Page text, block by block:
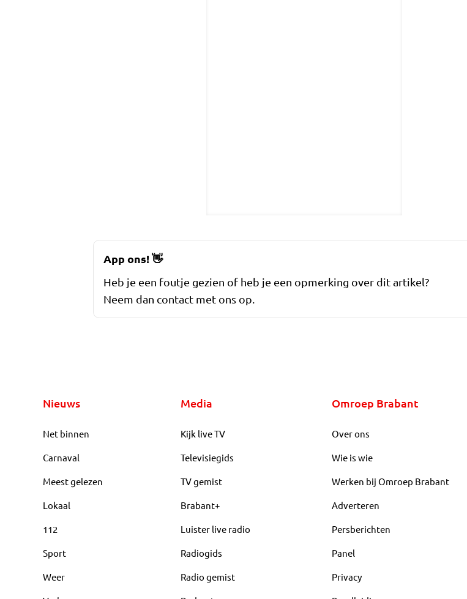
App ons!👋
Heb je een foutje gezien of heb je een opmerking over dit artikel?
Neem dan contact met ons op.
Nieuws
Net binnen
Carnaval
Meest gelezen
Lokaal
112
Sport
Weer
Media
Kijk live TV
Televisiegids
TV gemist
Brabant+
Luister live radio
Radiogids
Radio gemist
Omroep Brabant
Over ons
Wie is wie
Werken bij Omroep Brabant
Adverteren
Persberichten
Panel
Privacy